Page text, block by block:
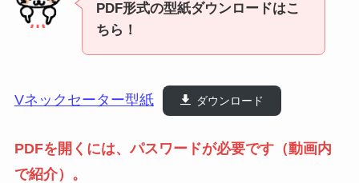
PDF形式の型紙ダウンロードはこ
ちら！
Vネックセーター型紙 ダウンロード
PDFを開くには、パスワードが必要です（動画内
で紹介）。